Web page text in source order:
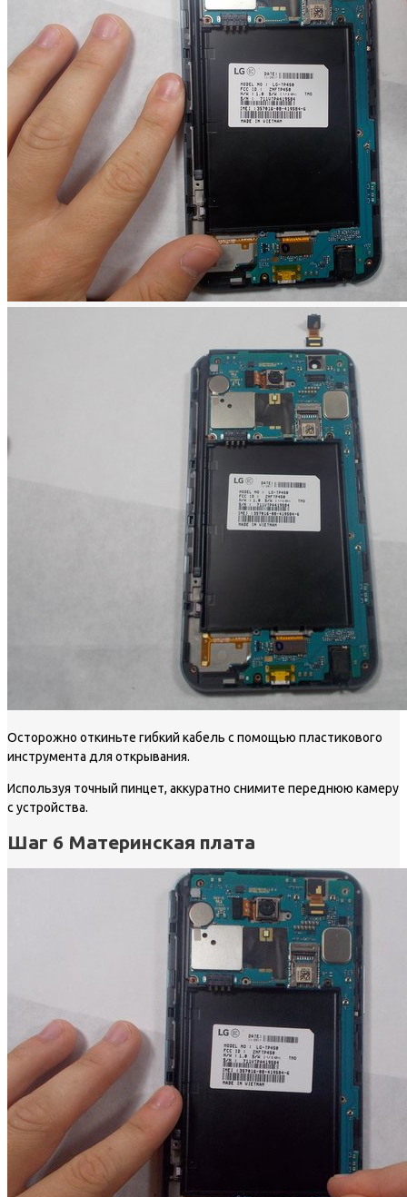
Осторожно откиньте гибкий кабель с помощью пластикового
инструмента для открывания.
Используя точный пинцет, аккуратно снимите переднюю камеру
с устройства.
Шаг 6 Материнская плата